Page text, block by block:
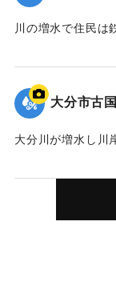
川の増水で住民は
｜固有コード:
大分市古
大分川が増水し川